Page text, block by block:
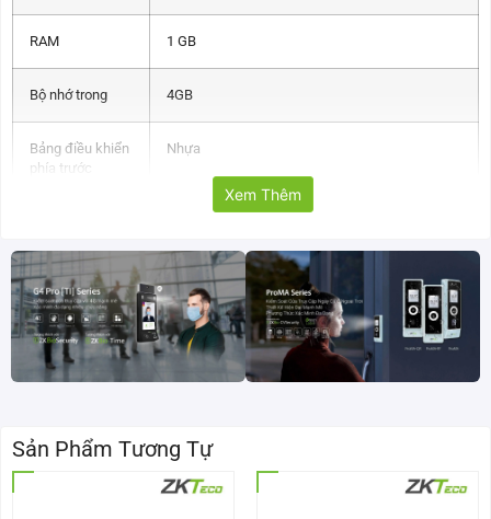
RAM 1 GB
Bộ nhớ trong 4GB
Bảng điều khiển
phía trước
Nhựa
Nguồn điện dự
phòng
3W
Công suất định
mức
10W
RS485 1
Xem Thêm
Sản Phẩm Tương Tự